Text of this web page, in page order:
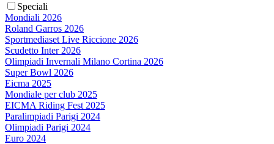
Speciali
Mondiali 2026
Roland Garros 2026
Sportmediaset Live Riccione 2026
Scudetto Inter 2026
Olimpiadi Invernali Milano Cortina 2026
Super Bowl 2026
Eicma 2025
Mondiale per club 2025
EICMA Riding Fest 2025
Paralimpiadi Parigi 2024
Olimpiadi Parigi 2024
Euro 2024